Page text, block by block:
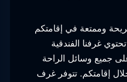
وممتعة في إقامتكم
غرفنا الفندقية
جميع وسائل الراحة
إقامتكم. تتوفر غرف